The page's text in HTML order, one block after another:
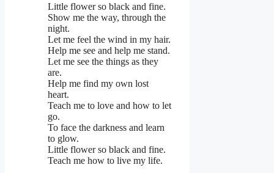
Little flower so black and fine.
Show me the way, through the
night.
Let me feel the wind in my hair.
Help me see and help me stand.
Let me see the things as they
are.
Help me find my own lost
heart.
Teach me to love and how to let
go.
To face the darkness and learn
to glow.
Little flower so black and fine.
Teach me how to live my life.